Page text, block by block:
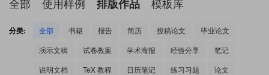
排版作品
分类: 全部 书籍 报告 简历 投稿论文
毕业论文
演示文稿
试卷教案 学术海报 经验分享
笔记
说明文档
TeX 教程 日历笔记 练习习题 论文